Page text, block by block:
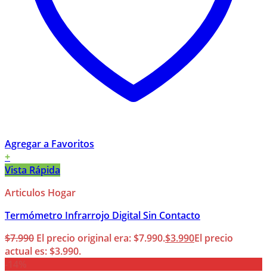
Agregar a Favoritos
+
Vista Rápida
Articulos Hogar
Termómetro Infrarrojo Digital Sin Contacto
$7.990 El precio original era: $7.990.$3.990El precio
actual es: $3.990.